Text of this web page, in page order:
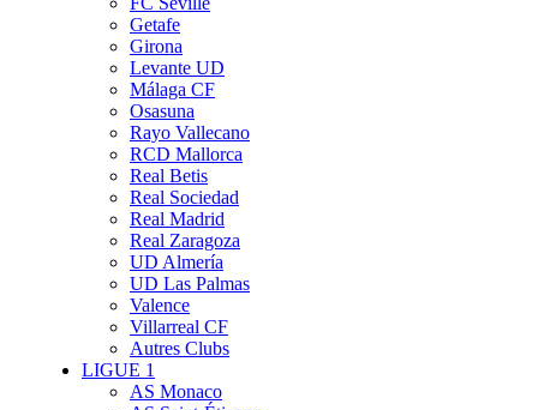
Getafe
Girona
Levante UD
Málaga CF
Osasuna
Rayo Vallecano
RCD Mallorca
Real Betis
Real Sociedad
Real Madrid
Real Zaragoza
UD Almería
UD Las Palmas
Valence
Villarreal CF
Autres Clubs
LIGUE 1
AS Monaco